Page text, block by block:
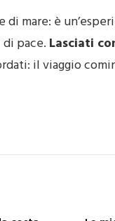
di mare: è
pace. Lasciati
il viaggio